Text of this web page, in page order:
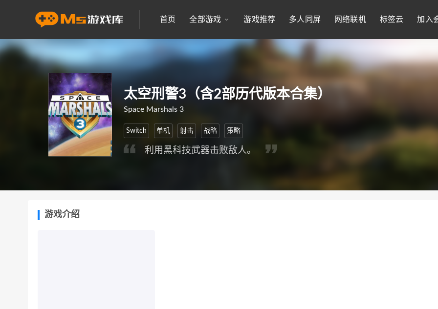
首页 全部游戏 游戏推荐 多人同屏 网络联机 标签云 加入
太空刑警3（含2部历代版本合集）
Space Marshals 3
Switch 单机 射击 战略 策略
利用黑科技武器击败敌人。
游戏介绍